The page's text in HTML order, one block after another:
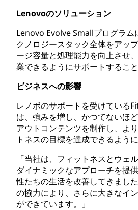
Lenovoのソリューション
Lenovo Evolve Smallプログラム
クノロジースタック全体をアッ
ージ容量と処理能力を向上させ
業できるようにサポートすること
ビジネスへの影響
レノボのサポートを受けている
は、強みを増し、かつてないほ
アウトコンテンツを制作し、よ
トネスの目標を達成できるよう
「当社は、フィットネスとウェ
ダイナミックなアプローチを提
性たちの生活を改善してきまし
の協力により、さらに大きなイ
ができています。」